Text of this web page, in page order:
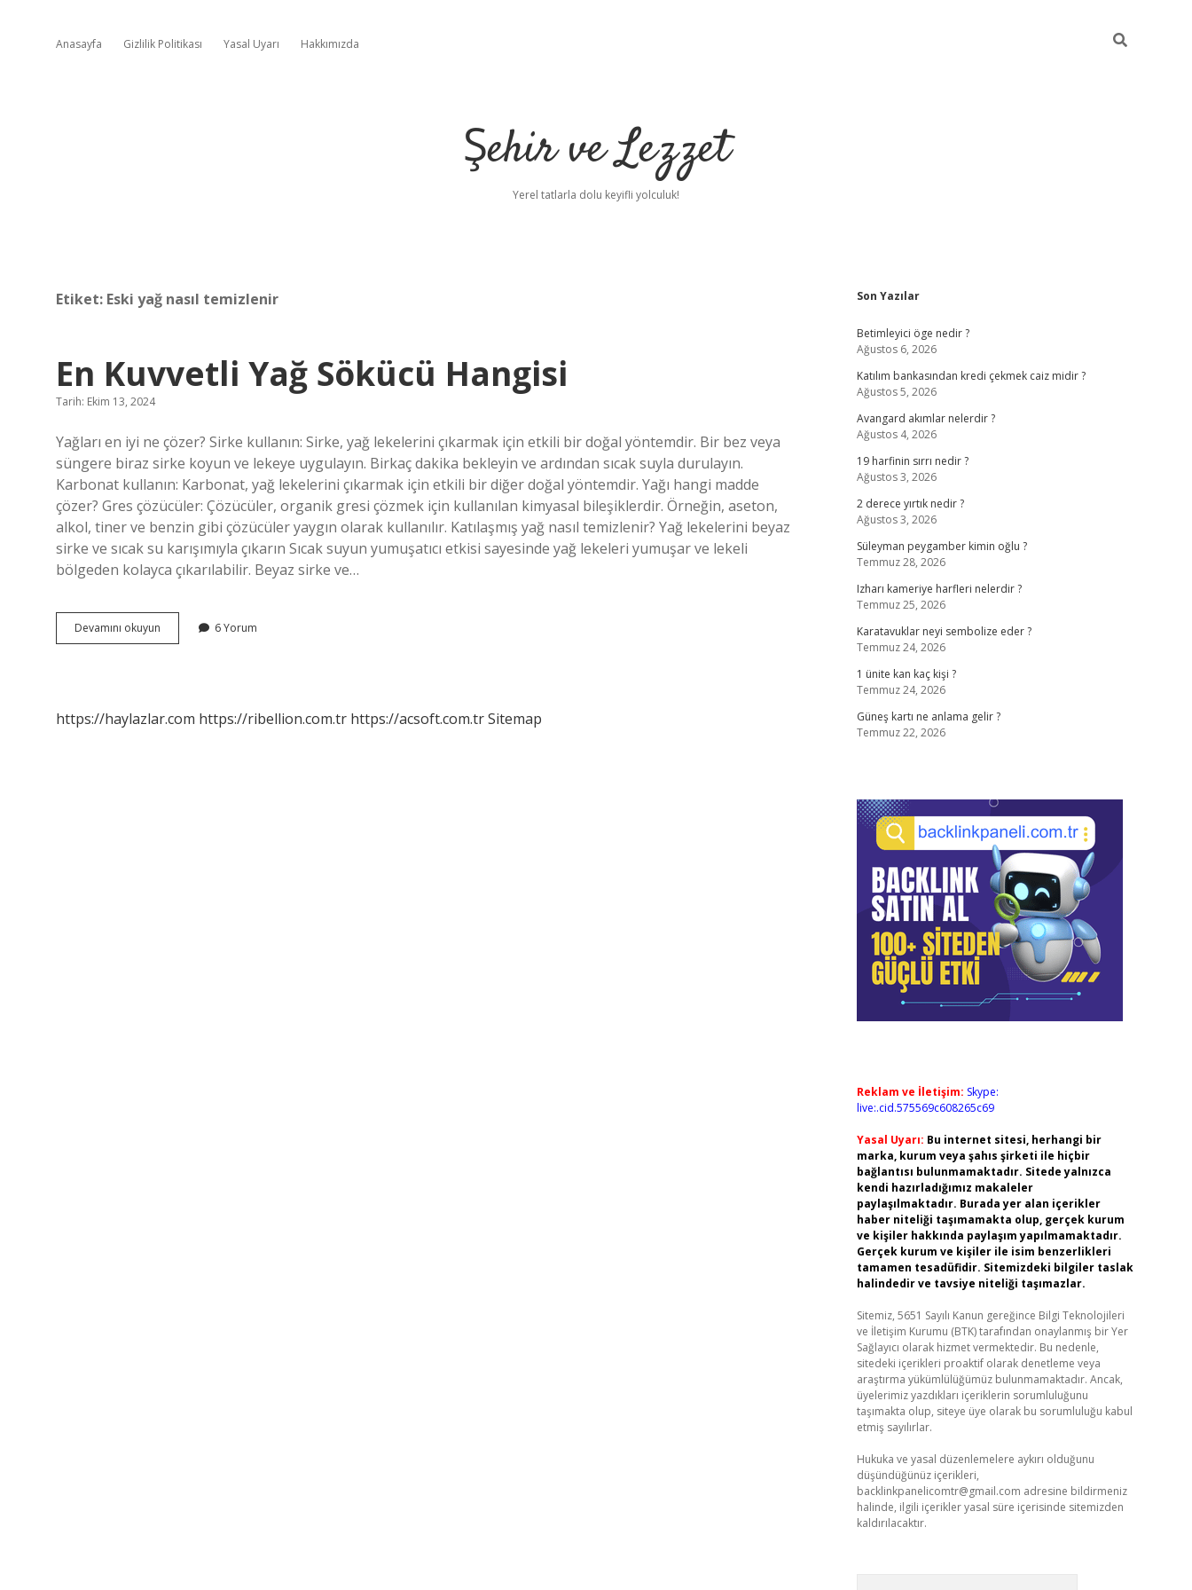
Anasayfa Gizlilik Politikası Yasal Uyarı Hakkımızda
Şehir ve Lezzet
Yerel tatlarla dolu keyifli yolculuk!
Etiket: Eski yağ nasıl temizlenir
En Kuvvetli Yağ Sökücü Hangisi
Tarih: Ekim 13, 2024
Yağları en iyi ne çözer? Sirke kullanın: Sirke, yağ lekelerini çıkarmak için etkili bir doğal yöntemdir. Bir bez veya
süngere biraz sirke koyun ve lekeye uygulayın. Birkaç dakika bekleyin ve ardından sıcak suyla durulayın.
Karbonat kullanın: Karbonat, yağ lekelerini çıkarmak için etkili bir diğer doğal yöntemdir. Yağı hangi madde
çözer? Gres çözücüler: Çözücüler, organik gresi çözmek için kullanılan kimyasal bileşiklerdir. Örneğin, aseton,
alkol, tiner ve benzin gibi çözücüler yaygın olarak kullanılır. Katılaşmış yağ nasıl temizlenir? Yağ lekelerini beyaz
sirke ve sıcak su karışımıyla çıkarın Sıcak suyun yumuşatıcı etkisi sayesinde yağ lekeleri yumuşar ve lekeli
bölgeden kolayca çıkarılabilir. Beyaz sirke ve…
Devamını okuyun
Kuvvetli
6 Yorum
https://haylazlar.com https://ribellion.com.tr https://acsoft.com.trSitemap
Sidebar
Son Yazılar
Betimleyici öge nedir ?
Ağustos 6, 2026
Katılım bankasından kredi çekmek caiz midir ?
Ağustos 5, 2026
Avangard akımlar nelerdir ?
Ağustos 4, 2026
19 harfinin sırrı nedir ?
Ağustos 3, 2026
2 derece yırtık nedir ?
Ağustos 3, 2026
Süleyman peygamber kimin oğlu ?
Temmuz 28, 2026
Izharı kameriye harfleri nelerdir ?
Temmuz 25, 2026
Karatavuklar neyi sembolize eder ?
Temmuz 24, 2026
1 ünite kan kaç kişi ?
Temmuz 24, 2026
Güneş kartı ne anlama gelir ?
Temmuz 22, 2026
Reklam ve İletişim: Skype:
live:.cid.575569c608265c69
Yasal Uyarı: Bu internet sitesi, herhangi bir
marka, kurum veya şahıs şirketi ile hiçbir
bağlantısı bulunmamaktadır. Sitede yalnızca
kendi hazırladığımız makaleler
paylaşılmaktadır. Burada yer alan içerikler
haber niteliği taşımamakta olup, gerçek kurum
ve kişiler hakkında paylaşım yapılmamaktadır.
Gerçek kurum ve kişiler ile isim benzerlikleri
tamamen tesadüfidir. Sitemizdeki bilgiler taslak
halindedir ve tavsiye niteliği taşımazlar.
Sitemiz, 5651 Sayılı Kanun gereğince Bilgi Teknolojileri
ve İletişim Kurumu (BTK) tarafından onaylanmış bir Yer
Sağlayıcı olarak hizmet vermektedir. Bu nedenle,
sitedeki içerikleri proaktif olarak denetleme veya
araştırma yükümlülüğümüz bulunmamaktadır. Ancak,
üyelerimiz yazdıkları içeriklerin sorumluluğunu
taşımakta olup, siteye üye olarak bu sorumluluğu kabul
etmiş sayılırlar.
Hukuka ve yasal düzenlemelere aykırı olduğunu
düşündüğünüz içerikleri,
backlinkpanelicomtr@gmail.com adresine bildirmeniz
halinde, ilgili içerikler yasal süre içerisinde sitemizden
kaldırılacaktır.